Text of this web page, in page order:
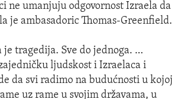
ne umanjuju odgovornost Izraela da
je ambasadoric Thomas-Greenfield.
je tragedija. Sve do jednoga. …
ljudskost i Izraelaca i
da svi radimo na budućnosti u kojoj
uz rame u svojim državama, u